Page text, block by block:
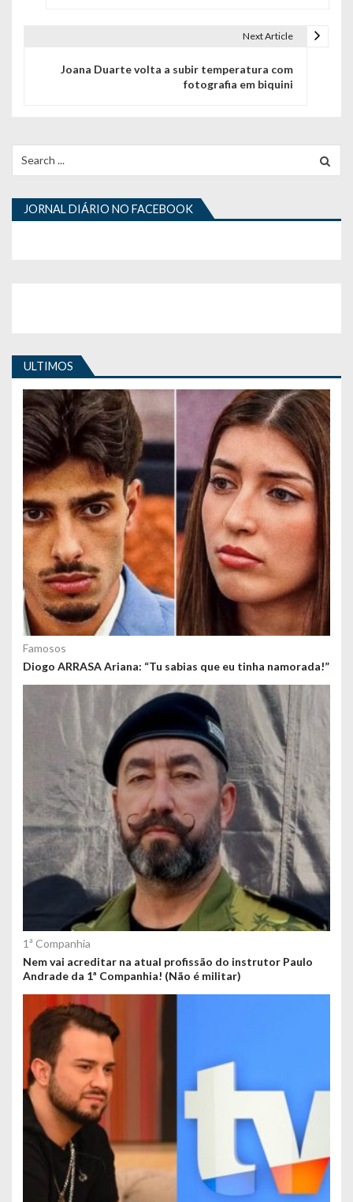
ã
o
d
i
g
o
s
Next Article
Joana Duarte volta a subir temperatura com
fotografia em biquini
for:
JORNAL DIÁRIO NO FACEBOOK
ULTIMOS
Famosos
Diogo ARRASA Ariana: “Tu sabias que eu tinha namorada!”
1ª Companhia
Nem vai acreditar na atual profissão do instrutor Paulo
Andrade da 1ª Companhia! (Não é militar)